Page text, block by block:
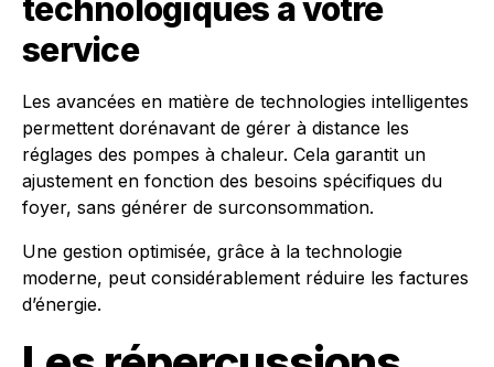
technologiques à votre
service
Les avancées en matière de technologies intelligentes
permettent dorénavant de gérer à distance les
réglages des pompes à chaleur. Cela garantit un
ajustement en fonction des besoins spécifiques du
foyer, sans générer de surconsommation.
Une gestion optimisée, grâce à la technologie
moderne, peut considérablement réduire les factures
d’énergie.